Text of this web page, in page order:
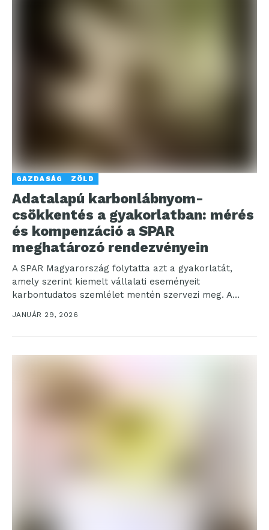
GAZDASÁG ZÖLD
Adatalapú karbonlábnyom-
csökkentés a gyakorlatban: mérés
és kompenzáció a SPAR
meghatározó rendezvényein
A SPAR Magyarország folytatta azt a gyakorlatát,
amely szerint kiemelt vállalati eseményeit
karbontudatos szemlélet mentén szervezi meg. A
JANUÁR 29, 2026